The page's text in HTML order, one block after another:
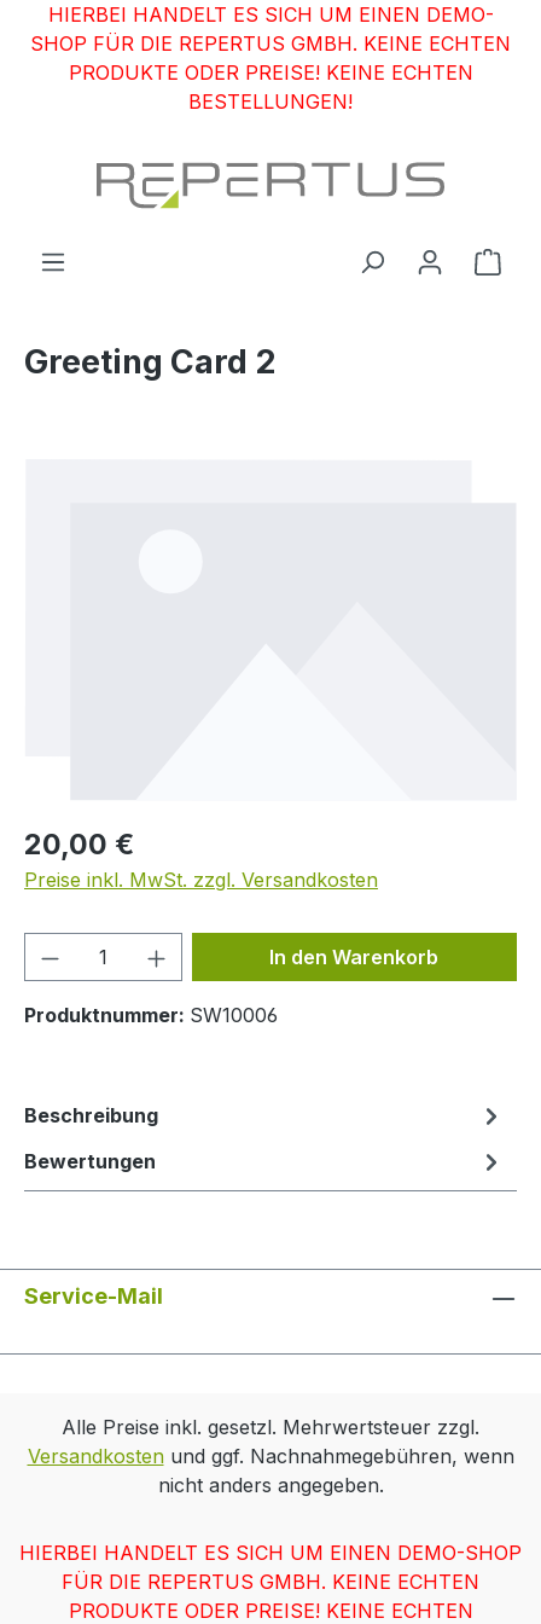
Zum Hauptinhalt springen
HIERBEI HANDELT ES SICH UM EINEN DEMO-
SHOP FÜR DIE REPERTUS GMBH. KEINE ECHTEN
PRODUKTE ODER PREISE! KEINE ECHTEN
BESTELLUNGEN!
Greeting Card 2
Regulärer Preis:
20,00 €
Preise inkl. MwSt. zzgl. Versandkosten
Produkt Anzahl: Gib denIn den Warenkorb
Produktnummer: SW10006
Beschreibung
Bewertungen
Service-Mail
Alle Preise inkl. gesetzl. Mehrwertsteuer zzgl.
Versandkostenund ggf. Nachnahmegebühren, wenn
nicht anders angegeben.
HIERBEI HANDELT ES SICH UM EINEN DEMO-SHOP
FÜR DIE REPERTUS GMBH. KEINE ECHTEN
PRODUKTE ODER PREISE! KEINE ECHTEN